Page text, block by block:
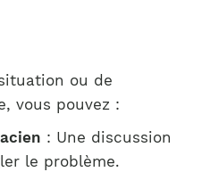
ou de
vous pouvez :
: Une discussion
le problème.